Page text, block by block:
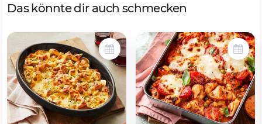
Das könnte dir auch schmecken